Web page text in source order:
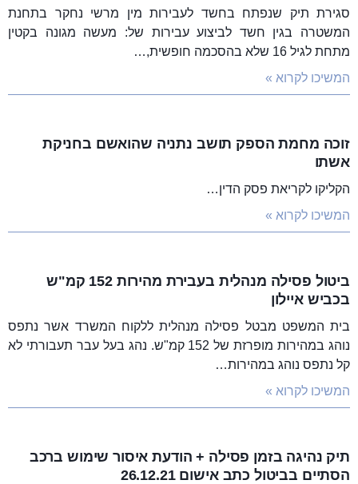
סגירת תיק שנפתח בחשד לעבירות מין מרשי נחקר בתחנת
המשטרה בגין חשד לביצוע עבירות של: מעשה מגונה בקטין
מתחת לגיל 16 שלא בהסכמה חופשית,…
המשיכו לקרוא »
זוכה מחמת הספק תושב נתניה שהואשם בחניקת
אשתו
הקליקו לקריאת פסק הדין…
המשיכו לקרוא »
ביטול פסילה מנהלית בעבירת מהירות 152 קמ"ש
בכביש איילון
בית המשפט מבטל פסילה מנהלית ללקוח המשרד אשר נתפס
נוהג במהירות מופרזת של 152 קמ"ש. נהג בעל עבר תעבורתי לא
קל נתפס נוהג במהירות…
המשיכו לקרוא »
תיק נהיגה בזמן פסילה + הודעת איסור שימוש ברכב
הסתיים בביטול כתב אישום 26.12.21